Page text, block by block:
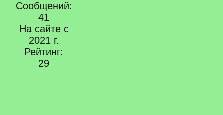
Сообщений:
41
На сайте с
2021 г.
Рейтинг:
29